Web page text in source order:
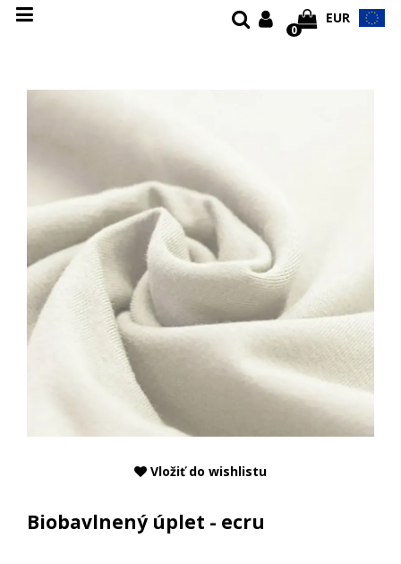
0
EUR
Vložiť do wishlistu
Biobavlnený úplet - ecru
V
Z
A
J
N
O
V
P